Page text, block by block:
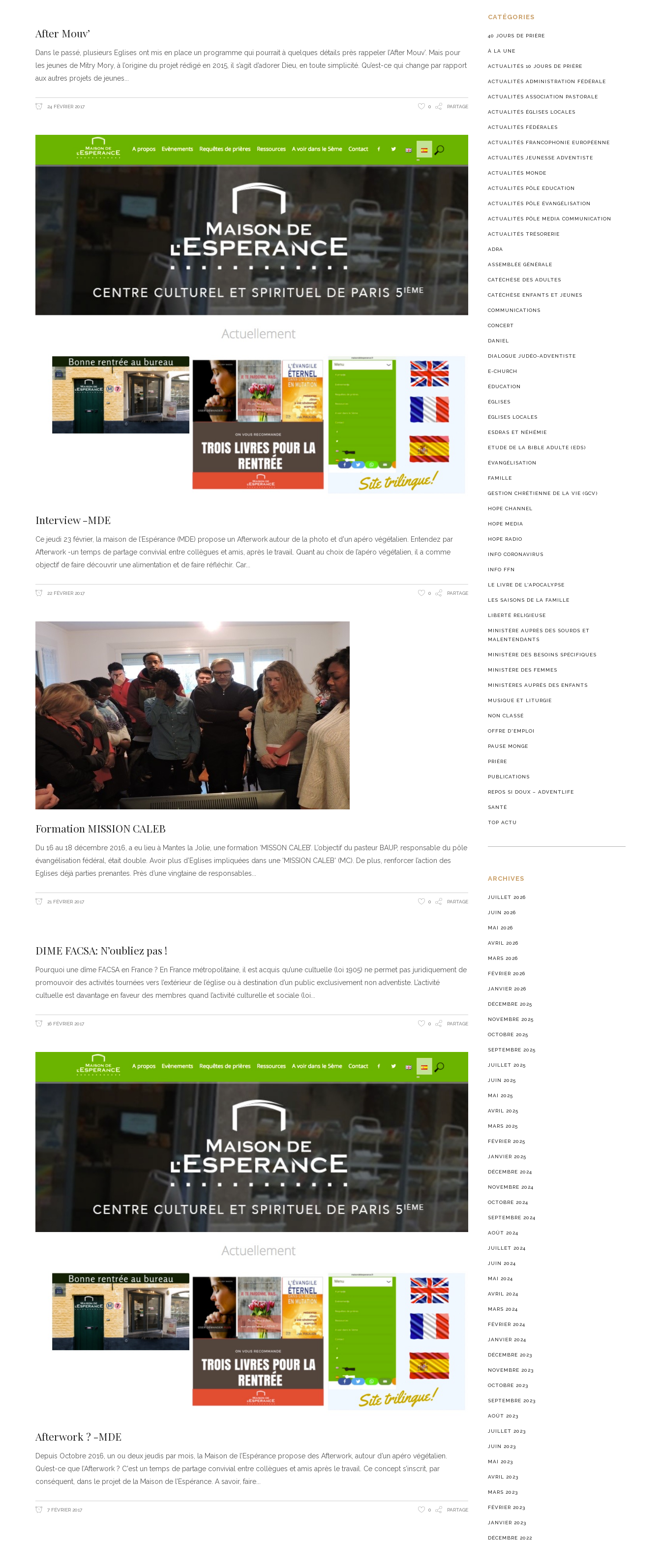
NOS VALEURS & NOS CROYANCES
After Mouv’
Dans le passé, plusieurs Eglises ont mis en place un programme qui pourrait à quelques détails près rappeler l’After Mouv’. Mais pour
les jeunes de Mitry Mory, à l’origine du projet rédigé en 2015, il s’agit d’adorer Dieu, en toute simplicité. Qu’est-ce qui change par rapport
aux autres projets de jeunes
24 FÉVRIER 2017 0 PARTAGE
Interview -MDE
Ce jeudi 23 février, la maison de l’Espérance (MDE) propose un Afterwork autour de la photo et d'un apéro végétalien. Entendez par
Afterwork -un temps de partage convivial entre collègues et amis, après le travail. Quant au choix de l’apéro végétalien, il a comme
objectif de faire découvrir une alimentation et de faire réfléchir. Car
22 FÉVRIER 2017 0 PARTAGE
Formation MISSION CALEB
Du 16 au 18 décembre 2016, a eu lieu à Mantes la Jolie, une formation ‘MISSON CALEB’. L’objectif du pasteur BAUP, responsable du pôle
évangélisation fédéral, était double. Avoir plus d’Eglises impliquées dans une 'MISSION CALEB' (MC). De plus, renforcer l’action des
Eglises déjà parties prenantes. Près d’une vingtaine de responsables
21 FÉVRIER 2017 0 PARTAGE
DIME FACSA: N’oubliez pas !
Pourquoi une dîme FACSA en France ? En France métropolitaine, il est acquis qu’une cultuelle (loi 1905) ne permet pas juridiquement de
promouvoir des activités tournées vers l’extérieur de l’église ou à destination d’un public exclusivement non adventiste. L’activité
cultuelle est davantage en faveur des membres quand l’activité culturelle et sociale (loi
16 FÉVRIER 2017 0 PARTAGE
Afterwork ? -MDE
Depuis Octobre 2016, un ou deux jeudis par mois, la Maison de l’Espérance propose des Afterwork, autour d’un apéro végétalien.
Qu’est-ce que l’Afterwork ? C'est un temps de partage convivial entre collègues et amis après le travail. Ce concept s’inscrit, par
conséquent, dans le projet de la Maison de l’Espérance. A savoir, faire
7 FÉVRIER 2017 0 PARTAGE
CATÉGORIES
40 JOURS DE PRIÈRE
À LA UNE
ACTUALITÉS 10 JOURS DE PRIÈRE
ACTUALITÉS ADMINISTRATION FÉDÉRALE
ACTUALITÉS ASSOCIATION PASTORALE
ACTUALITÉS ÉGLISES LOCALES
ACTUALITÉS FÉDÉRALES
ACTUALITÉS FRANCOPHONIE EUROPÉENNE
ACTUALITÉS JEUNESSE ADVENTISTE
ACTUALITÉS MONDE
ACTUALITÉS PÔLE EDUCATION
ACTUALITÉS PÔLE ÉVANGÉLISATION
ACTUALITÉS PÔLE MEDIA COMMUNICATION
ACTUALITÉS TRÉSORERIE
ADRA
ASSEMBLÉE GÉNÉRALE
CATÉCHÈSE DES ADULTES
CATÉCHÈSE ENFANTS ET JEUNES
COMMUNICATIONS
CONCERT
DANIEL
DIALOGUE JUDÉO-ADVENTISTE
E-CHURCH
ÉDUCATION
ÉGLISES
ÉGLISES LOCALES
ESDRAS ET NÉHÉMIE
ETUDE DE LA BIBLE ADULTE (EDS)
ÉVANGÉLISATION
FAMILLE
GESTION CHRÉTIENNE DE LA VIE (GCV)
HOPE CHANNEL
HOPE MEDIA
HOPE RADIO
INFO CORONAVIRUS
INFO FFN
LE LIVRE DE L'APOCALYPSE
LES SAISONS DE LA FAMILLE
LIBERTÉ RELIGIEUSE
MINISTÈRE AUPRÈS DES SOURDS ET
MALENTENDANTS
MINISTÈRE DES BESOINS SPÉCIFIQUES
MINISTÈRE DES FEMMES
MINISTÈRES AUPRÈS DES ENFANTS
MUSIQUE ET LITURGIE
NON CLASSÉ
OFFRE D'EMPLOI
PAUSE MONGE
PRIÈRE
PUBLICATIONS
REPOS SI DOUX – ADVENTLIFE
SANTÉ
TOP ACTU
ARCHIVES
JUILLET 2026
JUIN 2026
MAI 2026
AVRIL 2026
MARS 2026
FÉVRIER 2026
JANVIER 2026
DÉCEMBRE 2025
NOVEMBRE 2025
OCTOBRE 2025
SEPTEMBRE 2025
JUILLET 2025
JUIN 2025
MAI 2025
AVRIL 2025
MARS 2025
FÉVRIER 2025
JANVIER 2025
DÉCEMBRE 2024
NOVEMBRE 2024
OCTOBRE 2024
SEPTEMBRE 2024
AOÛT 2024
JUILLET 2024
JUIN 2024
MAI 2024
AVRIL 2024
MARS 2024
FÉVRIER 2024
JANVIER 2024
DÉCEMBRE 2023
NOVEMBRE 2023
OCTOBRE 2023
SEPTEMBRE 2023
AOÛT 2023
JUILLET 2023
JUIN 2023
MAI 2023
AVRIL 2023
MARS 2023
FÉVRIER 2023
JANVIER 2023
DÉCEMBRE 2022